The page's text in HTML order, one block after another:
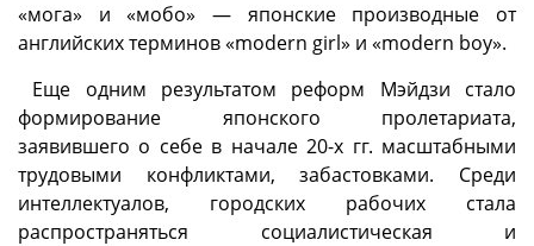
«мога» и «мобо» — японские производные от
английских терминов «modern girl» и «modern boy».
Еще одним результатом реформ Мэйдзи стало
формирование японского пролетариата,
заявившего о себе в начале 20-х гг. масштабными
трудовыми конфликтами, забастовками. Среди
интеллектуалов, городских рабочих стала
распространяться социалистическая и